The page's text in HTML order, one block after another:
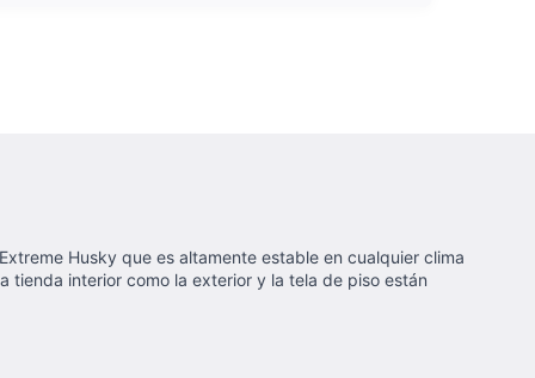
Husky que es altamente estable en cualquier clima
tienda interior como la exterior y la tela de piso están